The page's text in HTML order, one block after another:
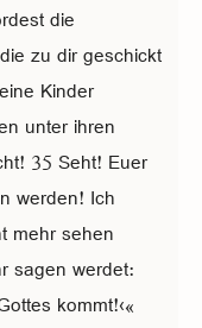
die
zu dir geschickt
Kinder
unter ihren
35 Seht! Euer
werden! Ich
mehr sehen
sagen werdet:
kommt!‹«